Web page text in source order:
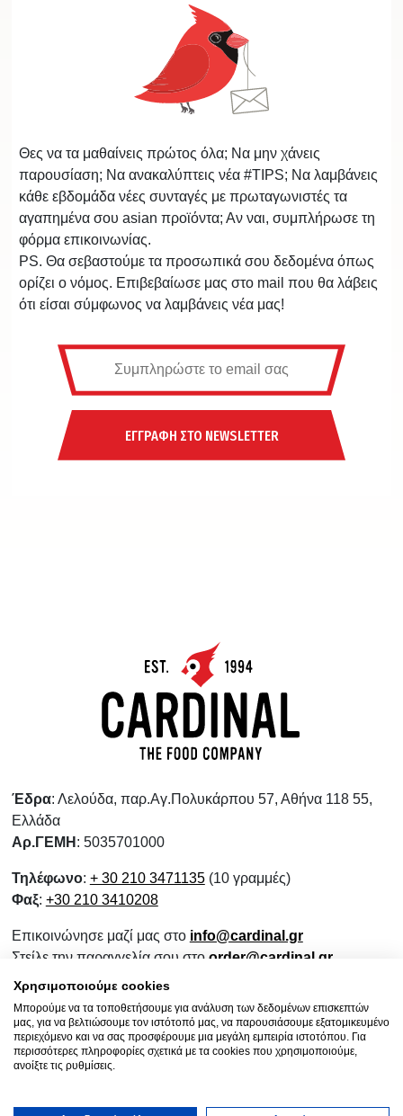
Θες να τα μαθαίνεις πρώτος όλα; Να μην χάνεις
παρουσίαση; Να ανακαλύπτεις νέα #TIPS; Να λαμβάνεις
κάθε εβδομάδα νέες συνταγές με πρωταγωνιστές τα
αγαπημένα σου asian προϊόντα; Αν ναι, συμπλήρωσε τη
φόρμα επικοινωνίας.
PS. Θα σεβαστούμε τα προσωπικά σου δεδομένα όπως
ορίζει ο νόμος. Επιβεβαίωσε μας στο mail που θα λάβεις
ότι είσαι σύμφωνος να λαμβάνεις νέα μας!
ΕΓΓΡΑΦΗ ΣΤΟ NEWSLETTER
Έδρα: Λελούδα, παρ.Αγ.Πολυκάρπου 57, Αθήνα 118 55,
Ελλάδα
Αρ.ΓΕΜΗ : 5035701000
Τηλέφωνο: + 30 210 3471135(10 γραμμές)
Φαξ: +30 210 3410208
Επικοινώνησε μαζί μας στο info@cardinal.gr
Στείλε την παραγγελία σου στο order@cardinal.gr
Για αγορές λιανικής
www.wokshop.gr
Όροι Χρήσης
Πολιτική Προστασίας Προσωπικών Δεδομένων
Πολιτική Επιστροφών
Χρησιμοποιούμε cookies
Μπορούμε να τα τοποθετήσουμε για ανάλυση των δεδομένων επισκεπτών
μας, για να βελτιώσουμε τον ιστότοπό μας, να παρουσιάσουμε εξατομικευμένο
περιεχόμενο και να σας προσφέρουμε μια μεγάλη εμπειρία ιστοτόπου. Για
περισσότερες πληροφορίες σχετικά με τα cookies που χρησιμοποιούμε,
ανοίξτε τις ρυθμίσεις.